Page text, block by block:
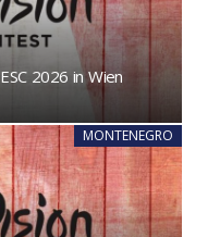
2026 in Wien
MONTENEGRO